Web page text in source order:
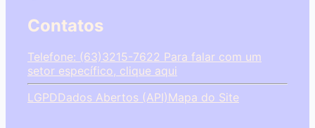
Contatos
Telefone: (63)3215-7622 Para falar com um
setor específico, clique aqui
LGPDDados Abertos (API)Mapa do Site